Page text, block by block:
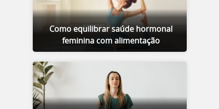
Como equilibrar saúde hormonal
feminina com alimentação